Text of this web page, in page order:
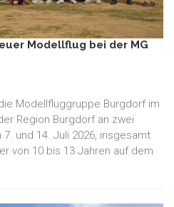
Modellflug bei der MG
Modellfluggruppe Burgdorf im
Region Burgdorf an zwei
und 14. Juli 2026, insgesamt
von 10 bis 13 Jahren auf dem